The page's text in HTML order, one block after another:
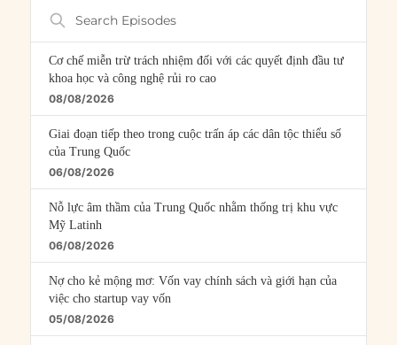
Search
Episodes
Cơ chế miễn trừ trách nhiệm đối với các quyết định đầu tư
khoa học và công nghệ rủi ro cao
08/08/2026
Giai đoạn tiếp theo trong cuộc trấn áp các dân tộc thiểu số
của Trung Quốc
06/08/2026
Nỗ lực âm thầm của Trung Quốc nhằm thống trị khu vực
Mỹ Latinh
06/08/2026
Nợ cho kẻ mộng mơ: Vốn vay chính sách và giới hạn của
việc cho startup vay vốn
05/08/2026